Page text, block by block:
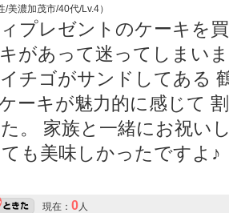
美濃加茂市/40代/Lv.4）
プレゼントのケーキを
があって迷ってしまい
チゴがサンドしてある
ーキが魅力的に感じて
。 家族と一緒にお祝い
も美味しかったですよ♪
現在： 0人